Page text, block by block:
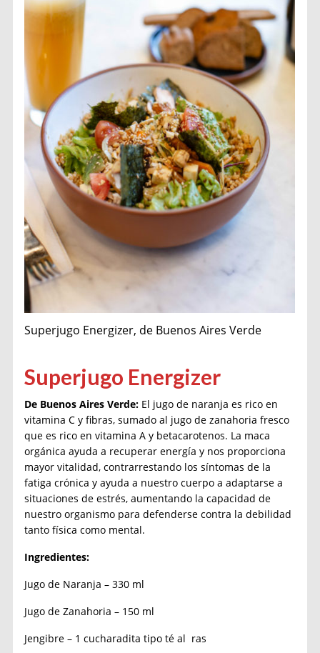
Superjugo Energizer, de Buenos Aires Verde
Superjugo Energizer
De Buenos Aires Verde: El jugo de naranja es rico en
vitamina C y fibras, sumado al jugo de zanahoria fresco
que es rico en vitamina A y betacarotenos. La maca
orgánica ayuda a recuperar energía y nos proporciona
mayor vitalidad, contrarrestando los síntomas de la
fatiga crónica y ayuda a nuestro cuerpo a adaptarse a
situaciones de estrés, aumentando la capacidad de
nuestro organismo para defenderse contra la debilidad
tanto física como mental.
Ingredientes:
Jugo de Naranja – 330 ml
Jugo de Zanahoria – 150 ml
Jengibre – 1 cucharadita tipo té al ras